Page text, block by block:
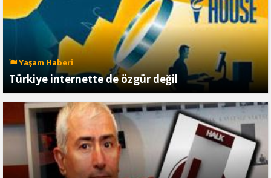
Yaşam Haberi
Türkiye internette de özgür değil